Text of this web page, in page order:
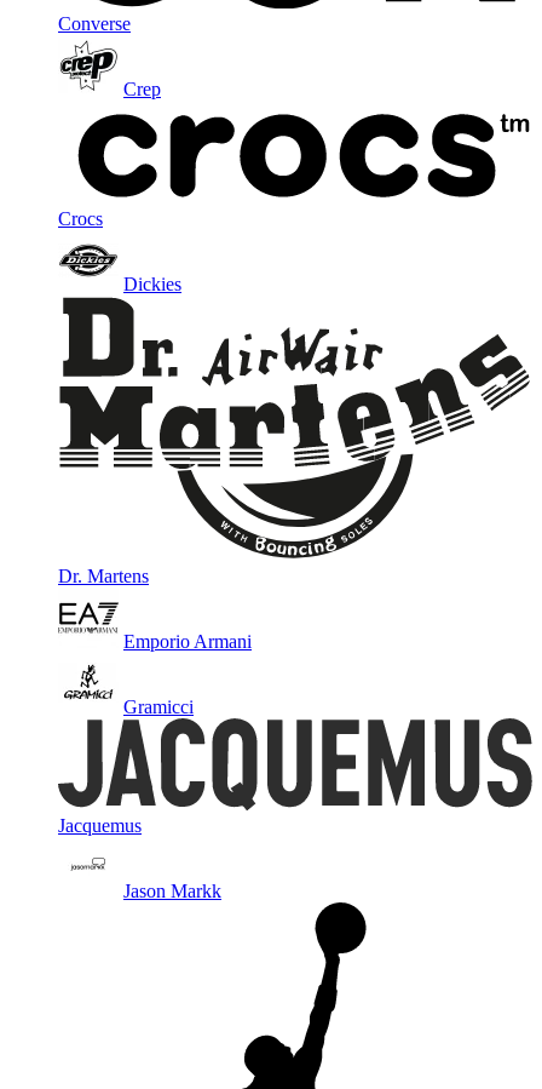
Converse
Crep
Crocs
Dickies
Dr. Martens
Emporio Armani
Gramicci
Jacquemus
Jason Markk